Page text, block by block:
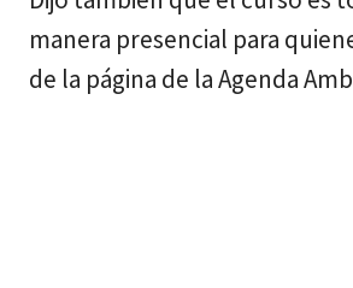
manera presencial para
de la página de la Agenda